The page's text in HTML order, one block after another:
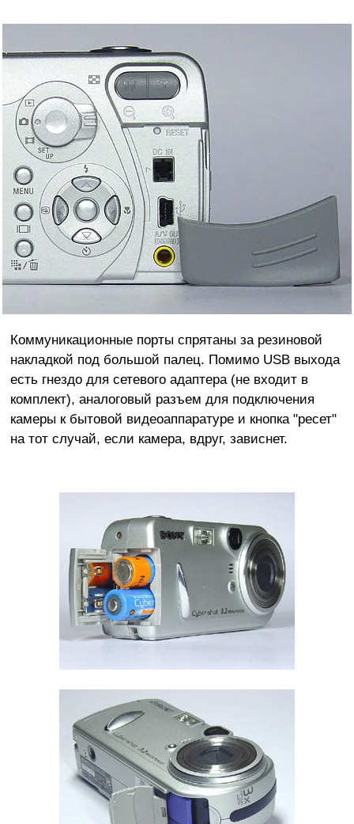
Коммуникационные порты спрятаны за резиновой
накладкой под большой палец. Помимо USB выхода
есть гнездо для сетевого адаптера (не входит в
комплект), аналоговый разъем для подключения
камеры к бытовой видеоаппаратуре и кнопка "ресет"
на тот случай, если камера, вдруг, зависнет.